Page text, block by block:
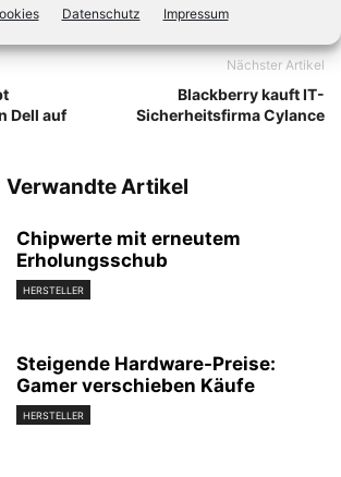
Datenschutz Impressum
Dell auf
Nächster Artikel
Blackberry kauft IT-
Sicherheitsfirma Cylance
Verwandte Artikel
Chipwerte mit erneutem
Erholungsschub
HERSTELLER
Steigende Hardware-Preise:
Gamer verschieben Käufe
HERSTELLER